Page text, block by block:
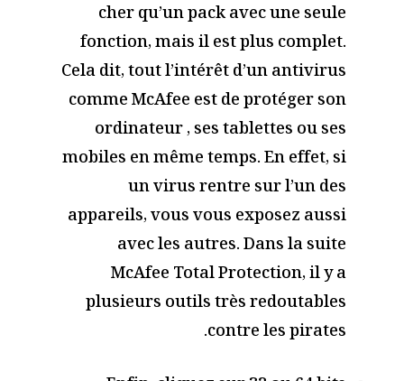
cher qu’un pack avec une seule
fonction, mais il est plus complet.
Cela dit, tout l’intérêt d’un antivirus
comme McAfee est de protéger son
ordinateur , ses tablettes ou ses
mobiles en même temps. En effet, si
un virus rentre sur l’un des
appareils, vous vous exposez aussi
avec les autres. Dans la suite
McAfee Total Protection, il y a
plusieurs outils très redoutables
contre les pirates.